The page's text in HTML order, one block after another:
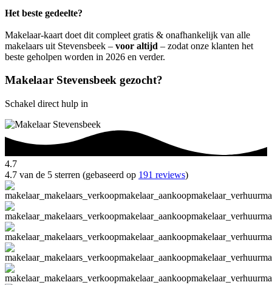
Het beste gedeelte?
Makelaar-kaart doet dit compleet gratis & onafhankelijk van alle
makelaars uit Stevensbeek – voor altijd – zodat onze klanten het
beste geholpen worden in 2026 en verder.
Makelaar Stevensbeek gezocht?
Schakel direct hulp in
4.7
4.7 van de 5 sterren (gebaseerd op 191 reviews)